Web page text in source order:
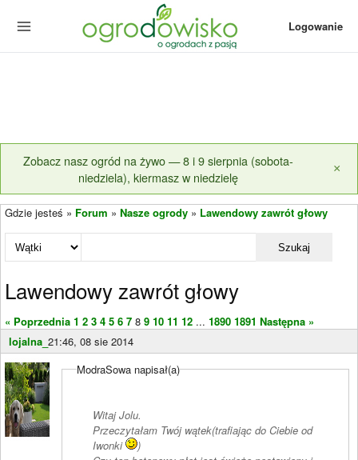
Logowanie
Zobacz nasz ogród na żywo — 8 i 9 sierpnia (sobota-
niedziela), kiermasz w niedzielę
×
Gdzie jesteś » Forum » Nasze ogrody » Lawendowy zawrót głowy
Szukaj
Lawendowy zawrót głowy
« Poprzednia 1 2 3 4 5 6 7 8 9 10 11 12 ... 1890 1891 Następna »
lojalna_ 21:46, 08 sie 2014
ModraSowa napisał(a)
Witaj Jolu.
Przeczytałam Twój wątek(trafiając do Ciebie od
Iwonki
)